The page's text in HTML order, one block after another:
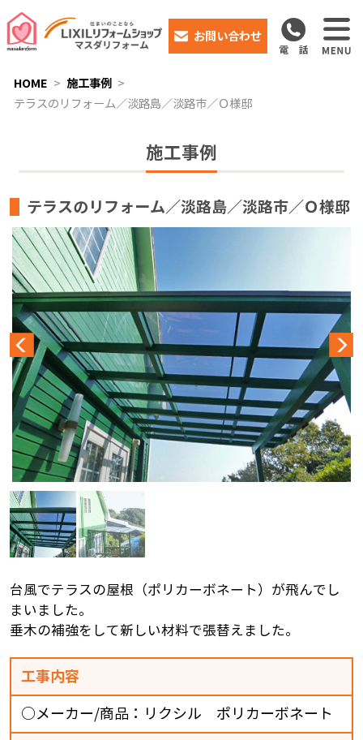
お問い合わせ
HOME
施工事例
テラスのリフォーム／淡路島／淡路市／Ｏ様邸
施工事例
テラスのリフォーム／淡路島／淡路市／Ｏ様邸
台風でテラスの屋根（ポリカーボネート）が飛んでし
まいました。
垂木の補強をして新しい材料で張替えました。
工事内容
○メーカー/商品：リクシル ポリカーボネート